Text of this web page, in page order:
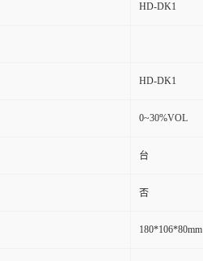
HD-DK1
HD-DK1
0~30%VOL
台
否
180*106*80mm